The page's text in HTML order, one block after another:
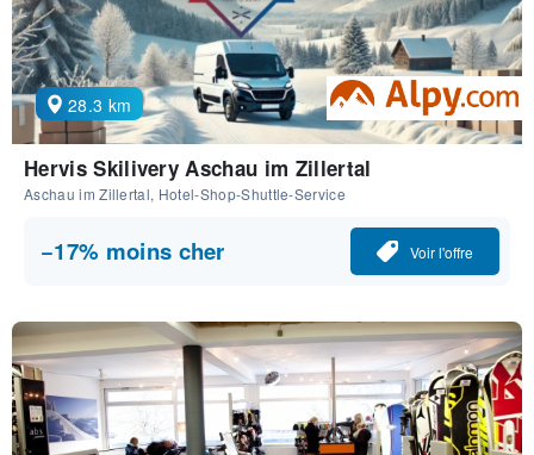
28.3 km
Hervis Skilivery Aschau im Zillertal
Aschau im Zillertal, Hotel-Shop-Shuttle-Service
−17% moins cher Voir l'offre